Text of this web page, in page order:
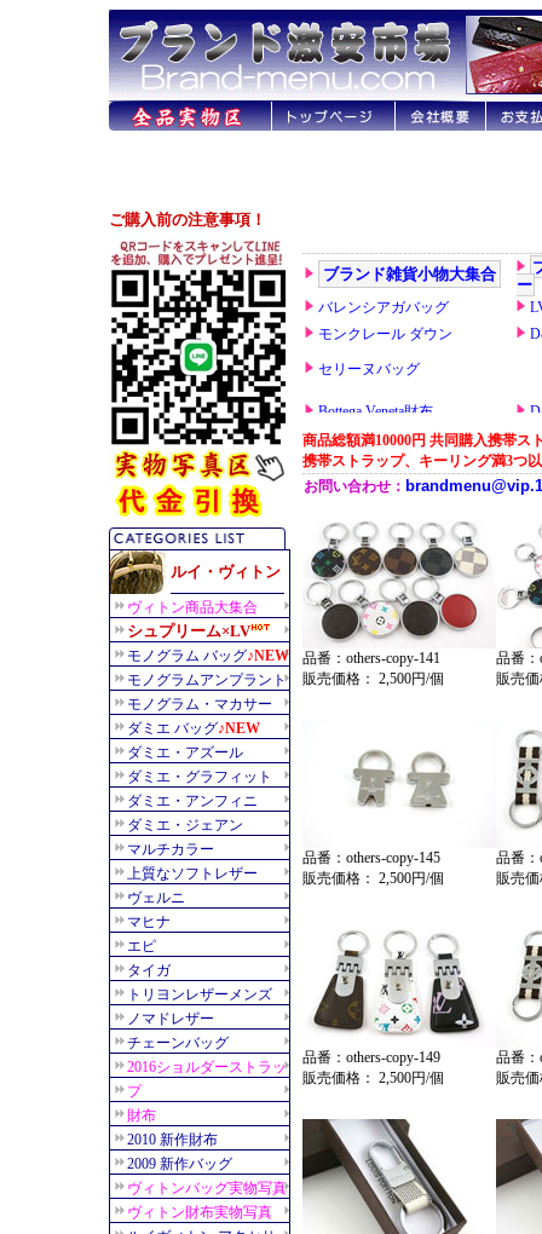
商品総額満10000円 共同購入携帯ス
携帯ストラップ、キーリング満3つ
品番：others-copy-141
販売価格： 2,500円/個
品番：
販売価
品番：others-copy-145
販売価格： 2,500円/個
品番：
販売価
品番：others-copy-149
販売価格： 2,500円/個
品番：
販売価